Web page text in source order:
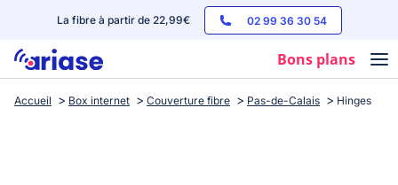
La fibre à partir de 22,99€ 02 99 36 30 54
Bons plans
Box internet
Accueil Box internet Couverture fibre Pas-de-Calais Hinges